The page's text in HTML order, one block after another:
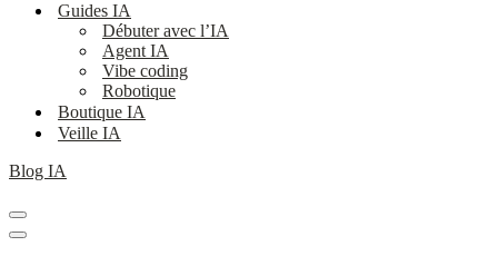
Guides IA
Débuter avec l’IA
Agent IA
Vibe coding
Robotique
Boutique IA
Veille IA
Blog IA
Menu
de
Menu